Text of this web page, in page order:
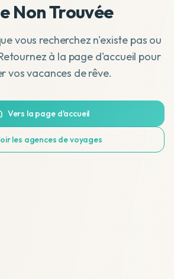
Non Trouvée
vous recherchez n'existe pas ou
à la page d'accueil pour
vos vacances de rêve.
Vers la page d'accueil
les agences de voyages